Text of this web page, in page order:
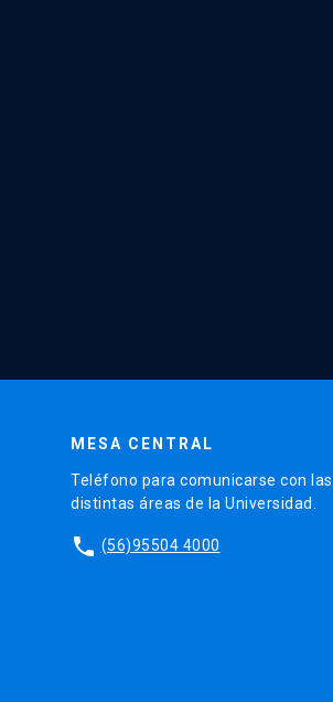
MESA CENTRAL
Teléfono para comunicarse con las
distintas áreas de la Universidad.
phone (56)95504 4000